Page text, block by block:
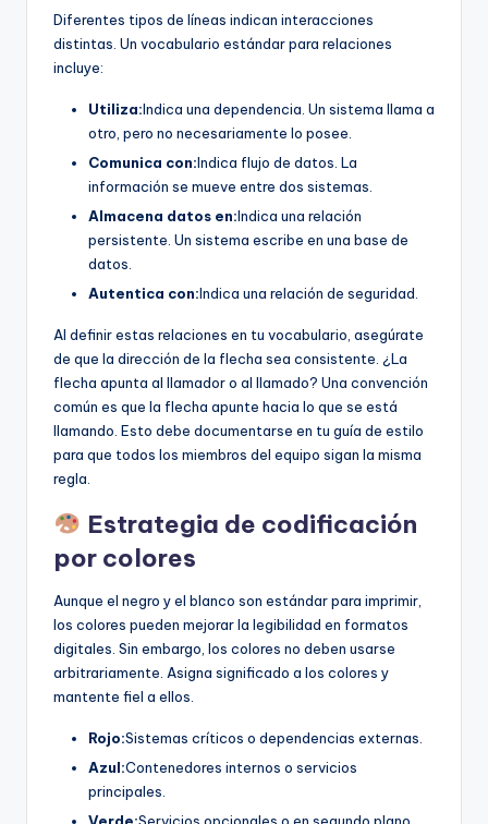
Diferentes tipos de líneas indican interacciones
distintas. Un vocabulario estándar para relaciones
incluye:
Utiliza:Indica una dependencia. Un sistema llama a
otro, pero no necesariamente lo posee.
Comunica con:Indica flujo de datos. La
información se mueve entre dos sistemas.
Almacena datos en:Indica una relación
persistente. Un sistema escribe en una base de
datos.
Autentica con:Indica una relación de seguridad.
Al definir estas relaciones en tu vocabulario, asegúrate
de que la dirección de la flecha sea consistente. ¿La
flecha apunta al llamador o al llamado? Una convención
común es que la flecha apunte hacia lo que se está
llamando. Esto debe documentarse en tu guía de estilo
para que todos los miembros del equipo sigan la misma
regla.
Estrategia de codificación
por colores
Aunque el negro y el blanco son estándar para imprimir,
los colores pueden mejorar la legibilidad en formatos
digitales. Sin embargo, los colores no deben usarse
arbitrariamente. Asigna significado a los colores y
mantente fiel a ellos.
Rojo:Sistemas críticos o dependencias externas.
Azul:Contenedores internos o servicios
principales.